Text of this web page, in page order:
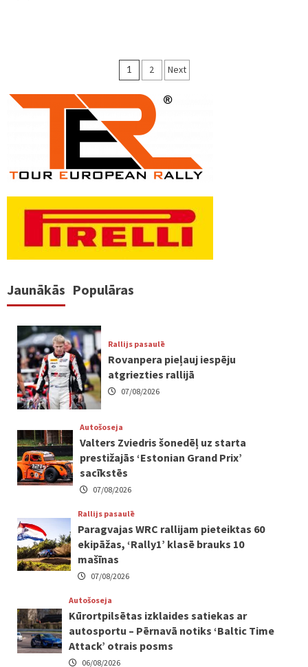
Ziņu
numerācija
pēc
lappusēm
1 2 Next
Jaunākās Populāras
Rallijs pasaulē
Rovanpera pieļauj iespēju
atgriezties rallijā
07/08/2026
Autošoseja
Valters Zviedris šonedēļ uz starta
prestižajās ‘Estonian Grand Prix’
sacīkstēs
07/08/2026
Rallijs pasaulē
Paragvajas WRC rallijam pieteiktas 60
ekipāžas, ‘Rally1’ klasē brauks 10
mašīnas
07/08/2026
Autošoseja
Kūrortpilsētas izklaides satiekas ar
autosportu – Pērnavā notiks ‘Baltic Time
Attack’ otrais posms
06/08/2026